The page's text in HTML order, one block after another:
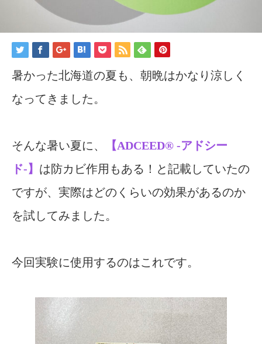
暑かった北海道の夏も、朝晩はかなり涼しく
なってきました。
そんな暑い夏に、
【ADCEED®︎ -アドシー
ド-】 は防カビ作用もある！と記載していたの
ですが、実際はどのくらいの効果があるのか
を試してみました。
今回実験に使用するのはこれです。